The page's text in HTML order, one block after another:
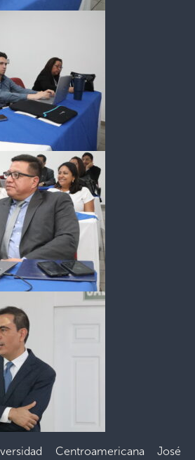
Centroamericana José